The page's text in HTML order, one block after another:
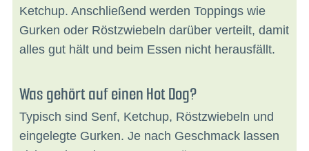
Ketchup. Anschließend werden Toppings wie
Gurken oder Röstzwiebeln darüber verteilt, damit
alles gut hält und beim Essen nicht herausfällt.
Was gehört auf einen Hot Dog?
Typisch sind Senf, Ketchup, Röstzwiebeln und
eingelegte Gurken. Je nach Geschmack lassen